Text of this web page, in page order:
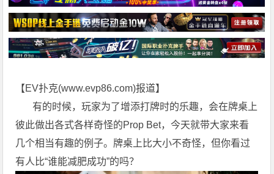
【EV扑克(www.evp86.com)报道】
有的时候，玩家为了增添打牌时的乐趣，会在牌桌上
彼此做出各式各样奇怪的Prop Bet，今天就带大家来看
几个相当有趣的例子。牌桌上比大小不奇怪，但你看过
有人比“谁能减肥成功”的吗？